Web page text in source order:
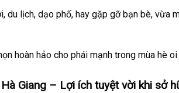
lịch, dạo phố, hay gặp gỡ bạn bè, vừa
hoàn hảo cho phái mạnh trong mùa hè
Giang – Lợi ích tuyệt vời khi sở